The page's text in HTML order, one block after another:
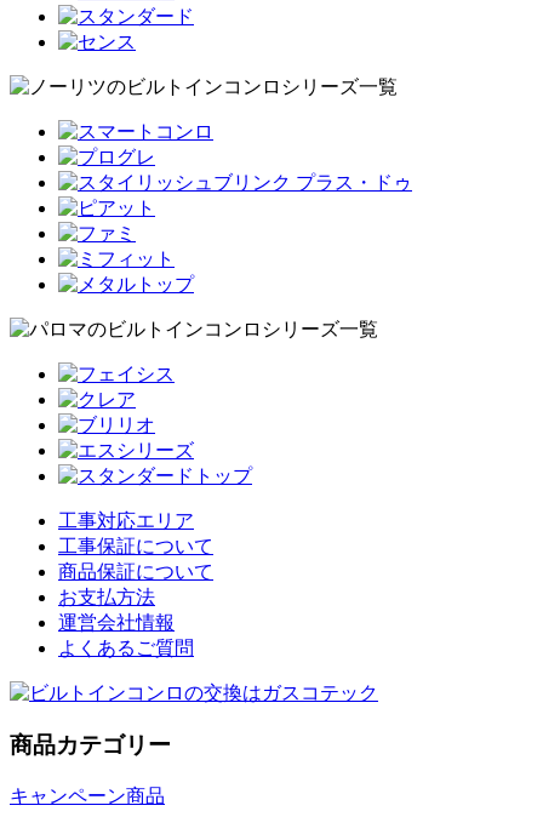
工事対応エリア
工事保証について
商品保証について
お支払方法
運営会社情報
よくあるご質問
商品カテゴリー
キャンペーン商品